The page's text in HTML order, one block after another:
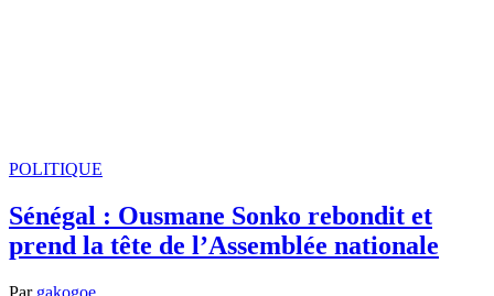
POLITIQUE
Sénégal : Ousmane Sonko rebondit et
prend la tête de l’Assemblée nationale
Par gakogoe